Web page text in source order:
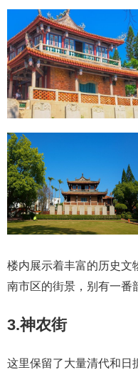
楼内展示着丰富的历史文
南市区的街景，别有一番
3.神农街
这里保留了大量清代和日